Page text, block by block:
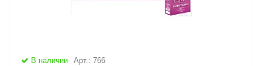
В наличии Арт.: 766